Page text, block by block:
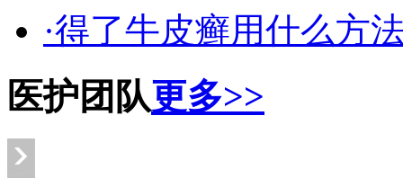
·得了牛皮癣用什么方
医护团队更多>>